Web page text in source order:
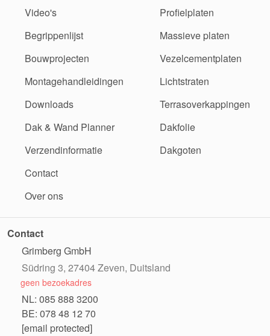
Video's
Begrippenlijst
Bouwprojecten
Montagehandleidingen
Downloads
Dak & Wand Planner
Verzendinformatie
Contact
Over ons
Profielplaten
Massieve platen
Vezelcementplaten
Lichtstraten
Terrasoverkappingen
Dakfolie
Dakgoten
Contact
Grimberg GmbH
Südring 3, 27404 Zeven, Duitsland
geen bezoekadres
NL: 085 888 3200
BE: 078 48 12 70
[email protected]